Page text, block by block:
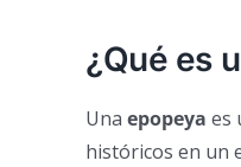
¿Qué es
Una epopeya es
históricos en un